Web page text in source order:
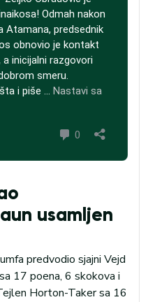
usamljen
predvodio sjajni Vejd
17 poena, 6 skokova i
Horton-Taker sa 16